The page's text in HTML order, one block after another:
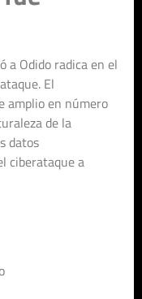
a Odido radica en el
El
amplio en número
de la
datos
ciberataque a